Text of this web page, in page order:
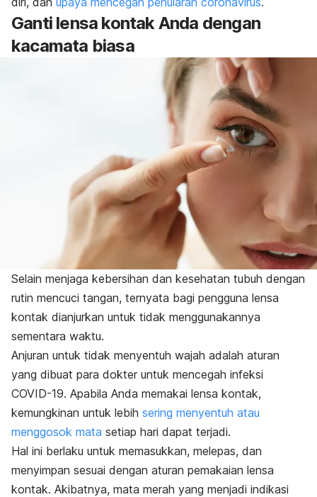
Ganti lensa kontak Anda dengan
kacamata biasa
Selain menjaga kebersihan dan kesehatan tubuh dengan
rutin mencuci tangan, ternyata bagi pengguna lensa
kontak dianjurkan untuk tidak menggunakannya
sementara waktu.
Anjuran untuk tidak menyentuh wajah adalah aturan
yang dibuat para dokter untuk mencegah infeksi
COVID-19. Apabila Anda memakai lensa kontak,
kemungkinan untuk lebih sering menyentuh atau
menggosok mata setiap hari dapat terjadi.
Hal ini berlaku untuk memasukkan, melepas, dan
menyimpan sesuai dengan aturan pemakaian lensa
kontak. Akibatnya, mata merah yang menjadi indikasi